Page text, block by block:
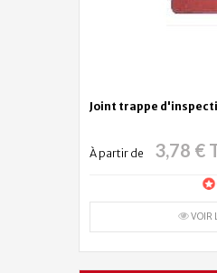
Joint trappe
À partir de 3,78 €
VOIR